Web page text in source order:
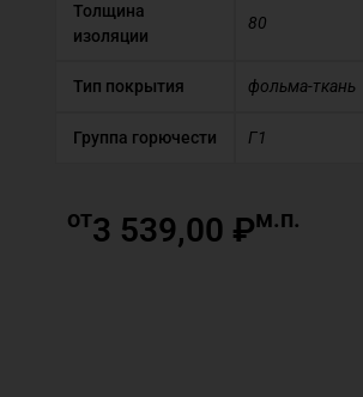
Толщина
изоляции
80
Тип покрытия фольма-ткань
Группа горючести Г1
от3 539,00 ₽м.п.